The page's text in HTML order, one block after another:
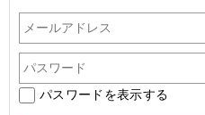
パスワードを表示する